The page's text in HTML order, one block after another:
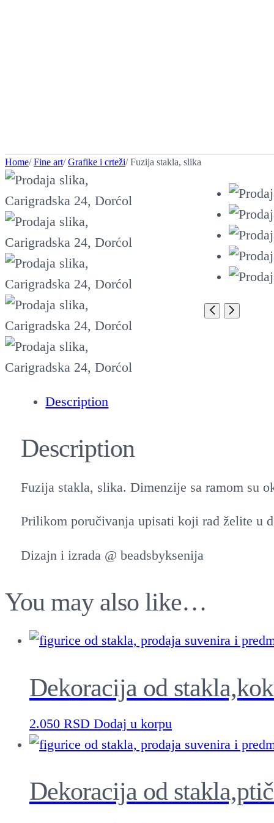
Home/Fine art/Grafike i crteži/ Fuzija stakla, slika
Description
Description
Fuzija stakla, slika. Dimenzije sa ramom su
Prilikom poručivanja upisati koji rad želite u
Dizajn i izrada @ beadsbyksenija
You may also like…
Dekoracija od
2.050 RSD Dodaj u korpu
Dekoracija od